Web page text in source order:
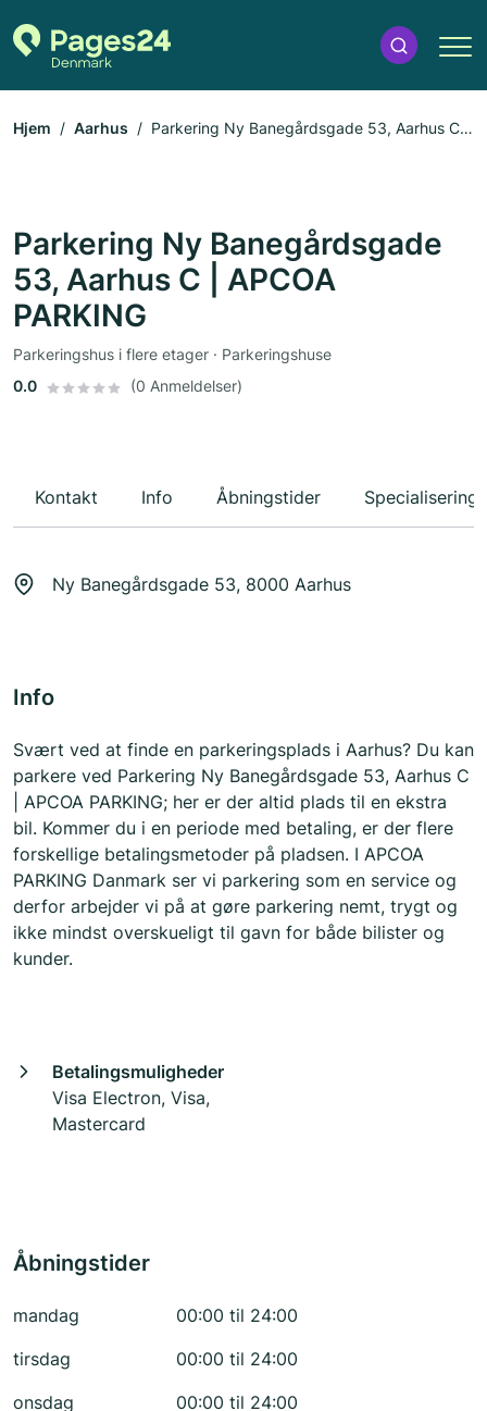
Hjem Aarhus
Parkering Ny Banegårdsgade 53, Aarhus C |
Parkering Ny Banegårdsgade
53, Aarhus C | APCOA
PARKING
Parkeringshus i flere etager · Parkeringshuse
0.0
(0 Anmeldelser)
Kontakt Info Åbningstider
Ny Banegårdsgade 53, 8000 Aarhus
Info
Svært ved at finde en parkeringsplads i Aarhus? Du kan
parkere ved Parkering Ny Banegårdsgade 53, Aarhus C
| APCOA PARKING; her er der altid plads til en ekstra
bil. Kommer du i en periode med betaling, er der flere
forskellige betalingsmetoder på pladsen. I APCOA
PARKING Danmark ser vi parkering som en service og
derfor arbejder vi på at gøre parkering nemt, trygt og
ikke mindst overskueligt til gavn for både bilister og
kunder.
Betalingsmuligheder
Visa Electron, Visa,
Mastercard
Åbningstider
mandag
00:00 til 24:00
tirsdag
00:00 til 24:00
onsdag
00:00 til 24:00